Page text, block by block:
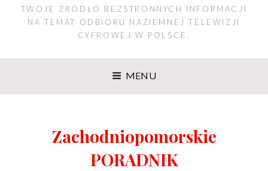
TWOJE ŹRÓDŁO BEZSTRONNYCH INFORMACJI
NA TEMAT ODBIORU NAZIEMNEJ TELEWIZJI
CYFROWEJ W POLSCE.
MENU
Zachodniopomorskie
PORADNIK